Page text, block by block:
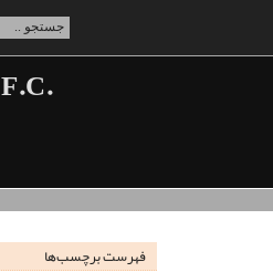
F.C.
فهرست برچسب‌ها